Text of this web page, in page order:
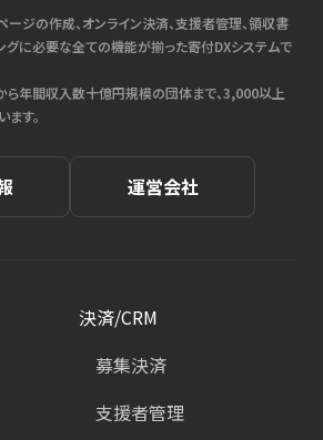
ージの作成、オンライン決済、支援者管理、領収書
グに必要な全ての機能が揃った寄付DXシステムで
ら年間収入数十億円規模の団体まで、3,000以上
す。
運営会社
決済/CRM
募集決済
支援者管理